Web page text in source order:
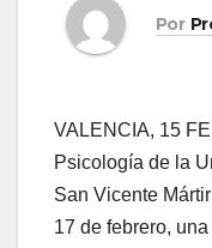
Por
VALENCIA, 15
Psicología de la
San Vicente
17 de febrero,